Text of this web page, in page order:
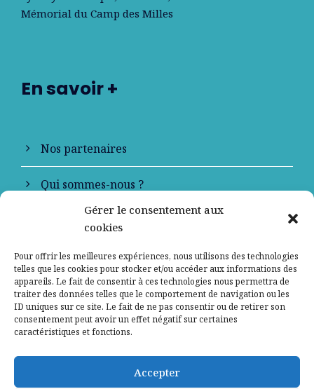
Gérer le consentement aux
cookies
Pour offrir les meilleures expériences, nous utilisons des technologies
telles que les cookies pour stocker et/ou accéder aux informations des
appareils. Le fait de consentir à ces technologies nous permettra de
traiter des données telles que le comportement de navigation ou les
ID uniques sur ce site. Le fait de ne pas consentir ou de retirer son
consentement peut avoir un effet négatif sur certaines
caractéristiques et fonctions.
Accepter
Mémorial du Camp des Milles
En savoir +
Nos partenaires
Qui sommes-nous ?
Contactez-nous
Mentions légales
Politique de confidentialité